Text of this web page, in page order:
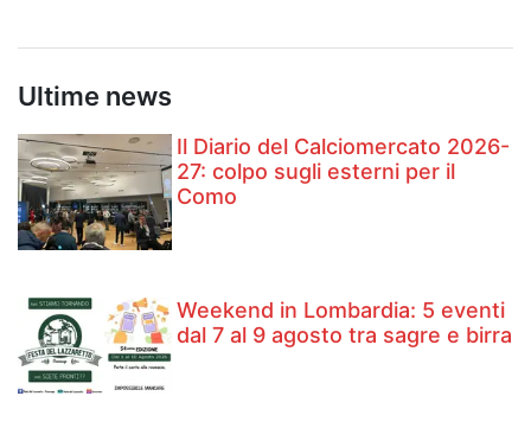
Ultime news
Il Diario del Calciomercato 2026-
27: colpo sugli esterni per il
Como
Weekend in Lombardia: 5 eventi
dal 7 al 9 agosto tra sagre e birra